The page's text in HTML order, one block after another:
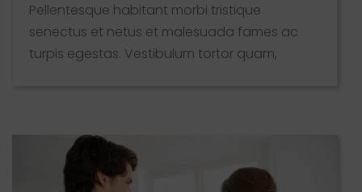
Pellentesque habitant morbi tristique
senectus et netus et malesuada fames ac
turpis egestas. Vestibulum tortor quam,
placerat eleifend leo. Quisque sit amet est et
sapien ullamcorper pharetra. Vestibulum erat
wisi, condimentum sed, commodo [...]